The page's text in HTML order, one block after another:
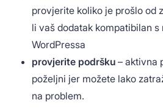
provjerite koliko je prošlo od
li vaš dodatak kompatibilan
WordPressa
provjerite podršku – aktivna
poželjni jer možete lako
na problem.